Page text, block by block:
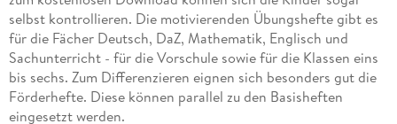
selbst kontrollieren. Die motivierenden Übungshefte gibt es
für die Fächer Deutsch, DaZ, Mathematik, Englisch und
Sachunterricht - für die Vorschule sowie für die Klassen eins
bis sechs. Zum Differenzieren eignen sich besonders gut die
Förderhefte. Diese können parallel zu den Basisheften
eingesetzt werden.